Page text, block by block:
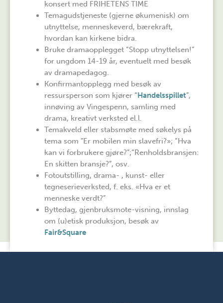
konsert med FRIHETENS TIME
Temagudstjeneste (gjerne økumenisk) om
utnyttelse, menneskeverd, bærekraft,
hvordan kan kirkene bidra.
Bruke dramaopplegget “Stopp utnyttelsen!”
for ungdom 14-19 år, eventuelt med besøk
av dramapedagog.
Konfirmantopplegg med besøk av
ressursperson som kjører “Handelsspillet”,
innøving av Vingespenn, samling med
drama, kreativt verksted el.l.
Temakveld eller stabsmøte med søkelys på
tema som ”Er mobilen min slavefri?»; “Hva
kan vi forbrukere gjøre?”;“Renholdsbransjen:
En skitten bransje?”, osv.
Fotoutstilling, drama- , kunst- eller
tegneserieverksted, f. eks. «Hva er et
menneske verdt?”
Byttedag, gjenbruksmote-visning, innslag
om (u)etisk produksjon, besøk av
Fair&Square